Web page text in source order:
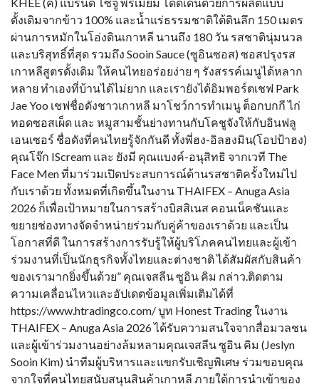
KHEE (คี) แบรนด์ โซจู พรีเมียม โดดเด่นด้วยการผลิตแบบ
ดั้งเดิมจากข้าว 100% และน้ำแร่ธรรมชาติใต้ดินลึก 150 เมตร
ผ่านการหมักในโอ่งดินเกาหลี นานถึง 180 วัน รสชาตินุ่มนวล
และบริสุทธิ์ที่สุด รวมถึง Sooin Sauce (ซูอินซอส) ซอสปรุงรส
เกาหลีสูตรดั้งเดิม ให้คนไทยอร่อยง่าย ๆ รังสรรค์เมนูได้หลาก
หลาย ทำเองที่บ้านได้ไม่ยาก และเรายังได้อิมพอร์ตเชฟ Park
Jae Yoo เชฟชื่อดังชาวเกาหลี มาโชว์การทำเมนู ต็อกบกกี ไก่
ทอดซอสเผ็ด และ หมูสามชั้นย่างทานกับโคชูจังให้กับอินฟลู
เอนเซอร์ ชื่อดังที่คนไทยรู้จักกันดี ทั้งพี่ฮง-อิลฮงมิน(โอปป้าฮง)
คุณโจ๊ก IScream และ ยังมี คุณแบงค์-อนุสิทธิ จากเวที The
Face Men ที่มาร่วมเปิดประสบการณ์ด้านรสชาติครั้งใหม่ไป
กับเราด้วย ทั้งหมดที่เกิดขึ้นในงาน THAIFEX – Anuga Asia
2026 ก็เพื่อเป้าหมายในการสร้างบิสสิเนส คอนเน็คชันและ
ขยายช่องทางจัดจำหน่ายร่วมกับคู่ค้าของเราด้วย และเป็น
โอกาสที่ดี ในการสร้างการรับรู้ให้ผู้บริโภคคนไทยและผู้เข้า
ร่วมงานที่เป็นนักธุรกิจทั้งไทยและต่างชาติ ได้สัมผัสกับสินค้า
ของเรามากยิ่งขึ้นด้วย” คุณเจสลีน ซูอิน คิม กล่าว.ติดตาม
ความเคลื่อนไหวและอัปเดตข้อมูลเพิ่มเติมได้ที่
https://www.htradingco.com/ บูท Honest Trading ในงาน
THAIFEX – Anuga Asia 2026 ได้รับความสนใจจากสื่อมวลชน
และผู้เข้าร่วมงานอย่างล้มหลามคุณเจสลีน ซูอิน คิม (Jeslyn
Sooin Kim) นำทีมผู้บริหารและแขกรับเชิญพิเศษ ร่วมขอบคุณ
จากใจที่คนไทยสนับสนุนสินค้าเกาหลี ภายใต้การนำเข้าของ